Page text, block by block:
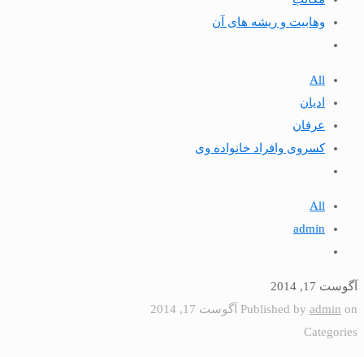
وهابیت و ریشه های آن
All
ادیان
عرفان
كسروى وافراد خانواده وى
All
admin
آگوست 17, 2014
Published by admin on
آگوست 17, 2014
Categories